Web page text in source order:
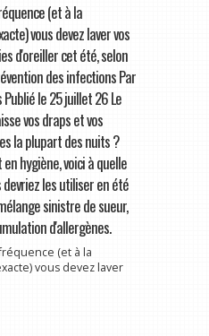
(et à la
vous devez laver vos
d'oreiller cet été, selon
des infections Par
Publié le 25 juillet 26 Le
vos draps et vos
la plupart des nuits ?
hygiène, voici à quelle
les utiliser en été
sinistre de sueur,
d'allergènes.
(et à la
vous devez laver